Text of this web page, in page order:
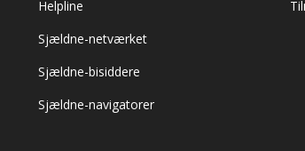
Helpline
Sjældne-netværket
Sjældne-bisiddere
Sjældne-navigatorer